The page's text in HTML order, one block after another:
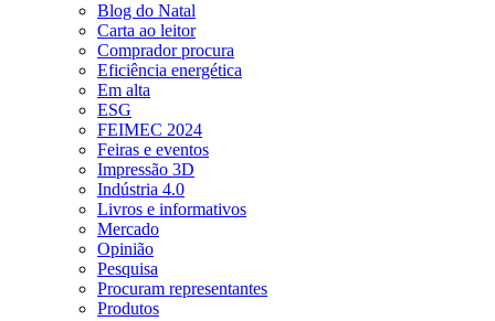
Blog do Natal
Carta ao leitor
Comprador procura
Eficiência energética
Em alta
ESG
FEIMEC 2024
Feiras e eventos
Impressão 3D
Indústria 4.0
Livros e informativos
Mercado
Opinião
Pesquisa
Procuram representantes
Produtos